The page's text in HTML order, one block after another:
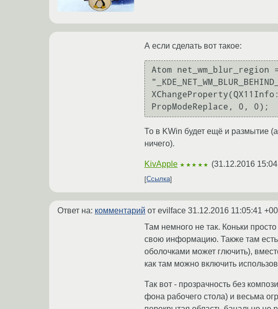
А если сделать вот такое:
Atom
То в KWin будет ещё и размытие (а
ничего).
KivApple ★★★★★ (31.12.2016
Ссылка
Ответ на: комментарий от evilface 31.12.2016 11:05:41
Там немного не так. Коньки
свою информацию. Также там есть
оболочками может глючить),
как там можно включить
Так вот - прозрачность без
фона рабочего стола) и весьма